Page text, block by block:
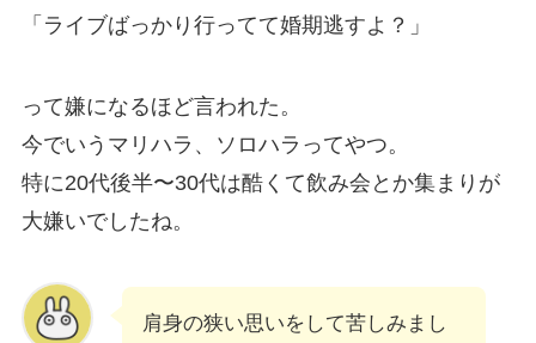
「ライブばっかり行ってて婚期逃すよ？」
って嫌になるほど言われた。
今でいうマリハラ、ソロハラってやつ。
特に20代後半〜30代は酷くて飲み会とか集まりが
大嫌いでしたね。
肩身の狭い思いをして苦しみまし